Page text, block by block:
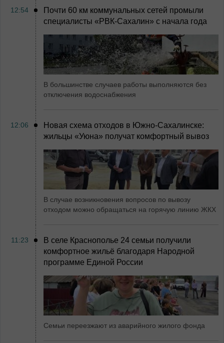
12:54
Почти 60 км коммунальных сетей промыли
специалисты «РВК‑Сахалин» с начала года
В большинстве случаев работы выполняются без
отключения водоснабжения
12:06
Новая схема отходов в Южно-Сахалинске:
жильцы «Уюна» получат комфортный вывоз
В случае возникновения вопросов по вывозу
отходом можно обращаться на горячую линию ЖКХ
11:23
В селе Краснополье 24 семьи получили
комфортное жильё благодаря Народной
программе Единой России
Семьи переезжают из аварийного жилого фонда